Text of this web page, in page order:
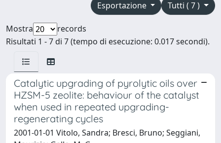
Tutti ( 7 )
Esportazione
Mostra
records
Risultati 1 - 7 di 7 (tempo di esecuzione: 0.017 secondi).
Catalytic upgrading of pyrolytic oils over
HZSM-5 zeolite: behaviour of the catalyst
when used in repeated upgrading-
regenerating cycles
2001-01-01 Vitolo, Sandra; Bresci, Bruno; Seggiani,